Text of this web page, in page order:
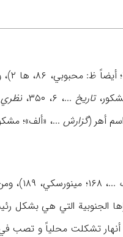
تاریخ ...، ۶، ۳۵۰،
گزارش ...، «ألف»؛ مشکور، ن.م،
...،
الجنوبیة التي هي
أنهار تشکلت محلیاً و تصب